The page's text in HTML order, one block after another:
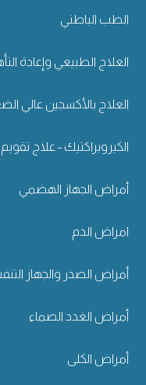
الطب الباطني
العلاج الطبيعي وإعادة
العلاج بالأكسجين عالي
الكيروبراكتيك - علاج
أمراض الجهاز الهضمي
امراض الدم
أمراض الصدر والجهاز
أمراض الغدد الصماء
أمراض الكلى